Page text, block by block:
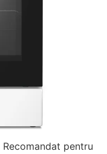
Recomandat pentru